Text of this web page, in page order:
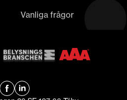
Vanliga frågor